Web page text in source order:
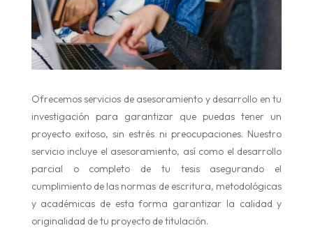
Ofrecemos servicios de asesoramiento y desarrollo en tu
investigación para garantizar que puedas tener un
proyecto exitoso, sin estrés ni preocupaciones. Nuestro
servicio incluye el asesoramiento, así como el desarrollo
parcial o completo de tu tesis asegurando el
cumplimiento de las normas de escritura, metodológicas
y académicas de esta forma garantizar la calidad y
originalidad de tu proyecto de titulación.